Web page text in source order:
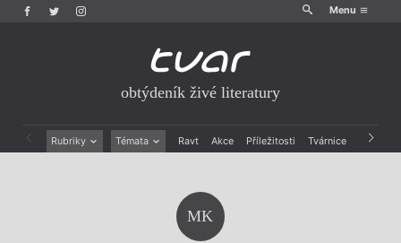
Menu
obtýdeník živé literatury
Rubriky Témata Ravt Akce Příležitosti Tvárnice Archiv
MK